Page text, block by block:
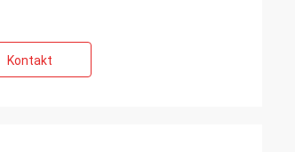
Kontakt